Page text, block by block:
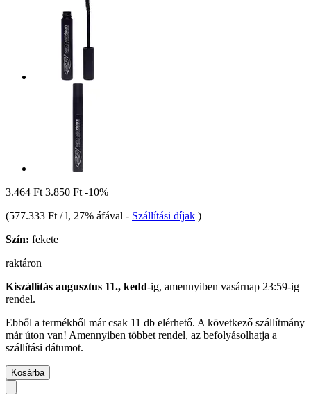
3.464 Ft 3.850 Ft -10%
(577.333 Ft / l, 27% áfával - Szállítási díjak )
Szín: fekete
raktáron
Kiszállítás augusztus 11., kedd-ig, amennyiben vasárnap 23:59-ig
rendel.
Ebből a termékből már csak 11 db elérhető. A következő szállítmány
már úton van! Amennyiben többet rendel, az befolyásolhatja a
szállítási dátumot.
Kosárba